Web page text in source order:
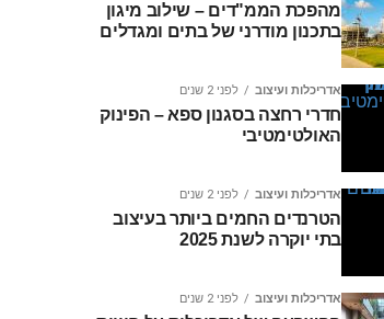
מהפכת הממ"דים – שילוב מיגון
בתכנון מודרני של בתים ומגדלים
אדריכלות ועיצוב לפני 2 שנים
חדרי רחצה בסגנון ספא – הפינוק
האולטימטיבי
אדריכלות ועיצוב לפני 2 שנים
הטרנדים החמים ביותר בעיצוב
בתי יוקרה לשנת 2025
אדריכלות ועיצוב לפני 2 שנים